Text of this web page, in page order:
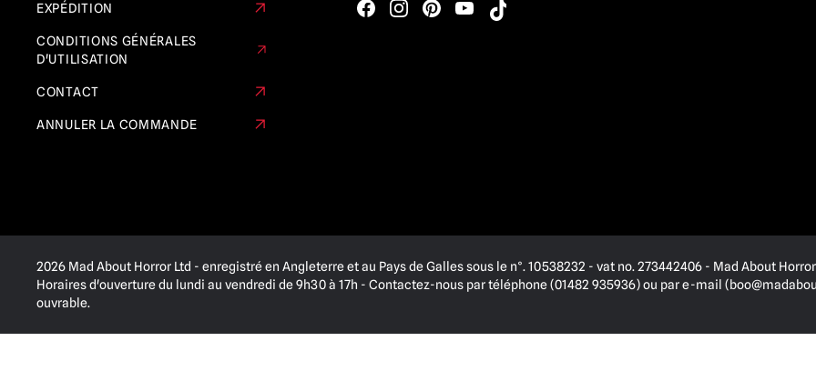
EXPÉDITION
CONDITIONS GÉNÉRALES
D'UTILISATION
CONTACT
ANNULER LA COMMANDE
2026 Mad About Horror Ltd - enregistré en Angleterre et au Pays de Galles sous le n°. 10538232 - vat no. 273442406 - Mad About
Horaires d'ouverture du lundi au vendredi de 9h30 à 17h - Contactez-nous par téléphone (01482 935936) ou par e-mail (
ouvrable.